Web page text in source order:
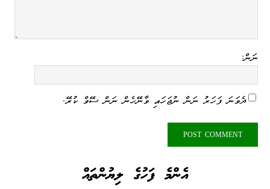
ނަން:
ދެވަނަ ފަހަރު ނަން ނުޖަހައި ވާނޭހެން ނަން ސޭވް ކުރޭ.
އެންމެ ފަހުގެ ލިޔުންތައް